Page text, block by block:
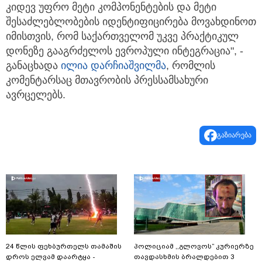
კიდევ უფრო მეტი კომპონენტების და მეტი
შესაძლებლობების იდენტიფიცირება მოვახდინოთ
იმისთვის, რომ საქართველომ უკვე პრაქტიკულ
დონეზე გააგრძელოს ევროპული ინტეგრაცია", -
განაცხადა ილია დარჩიაშვილმა, რომლის
კომენტარსაც მთავრობის პრესსამსახური
ავრცელებს.
გაზიარება
24 წლის ფეხბურთელს თამაშის
დროს ელვამ დაარტყა -
პოლიციამ ,,გლოვოს” კურიერზე
თავდასხმის ბრალდებით 3